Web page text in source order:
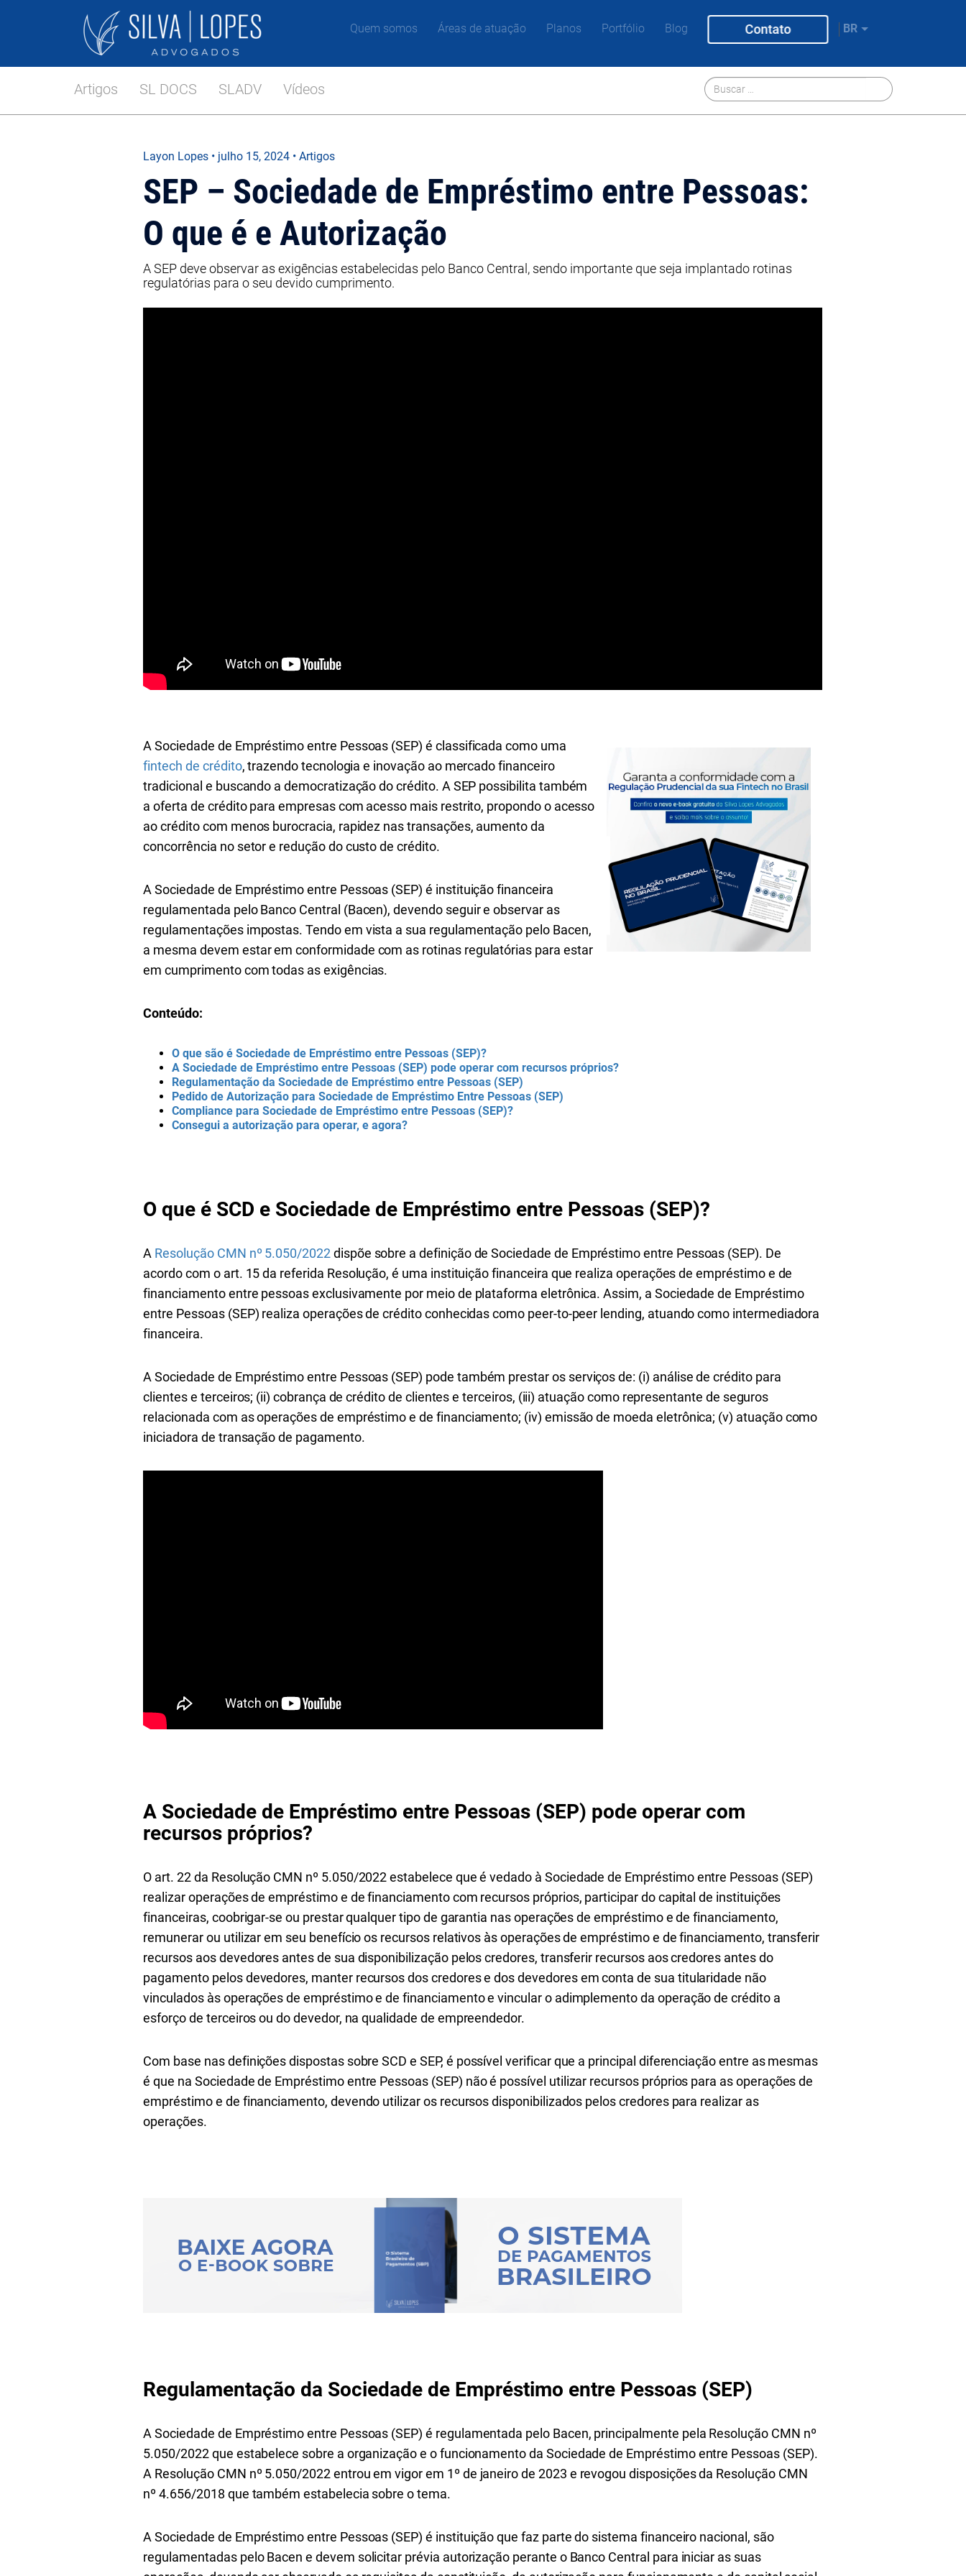
Quem somos Áreas de atuação Planos Portfólio Blog Contato BR
Artigos SL DOCS SLADV Vídeos
Layon Lopes • julho 15, 2024 • Artigos
SEP – Sociedade de Empréstimo entre Pessoas:
O que é e Autorização
A SEP deve observar as exigências estabelecidas pelo Banco Central, sendo importante que seja implantado rotinas
regulatórias para o seu devido cumprimento.
A Sociedade de Empréstimo entre Pessoas (SEP) é classificada como uma
fintech de crédito, trazendo tecnologia e inovação ao mercado financeiro
tradicional e buscando a democratização do crédito. A SEP possibilita também
a oferta de crédito para empresas com acesso mais restrito, propondo o acesso
ao crédito com menos burocracia, rapidez nas transações, aumento da
concorrência no setor e redução do custo de crédito.
A Sociedade de Empréstimo entre Pessoas (SEP) é instituição financeira
regulamentada pelo Banco Central (Bacen), devendo seguir e observar as
regulamentações impostas. Tendo em vista a sua regulamentação pelo Bacen,
a mesma devem estar em conformidade com as rotinas regulatórias para estar
em cumprimento com todas as exigências.
Conteúdo:
O que são é Sociedade de Empréstimo entre Pessoas (SEP)?
A Sociedade de Empréstimo entre Pessoas (SEP) pode operar com recursos próprios?
Regulamentação da Sociedade de Empréstimo entre Pessoas (SEP)
Pedido de Autorização para Sociedade de Empréstimo Entre Pessoas (SEP)
Compliance para Sociedade de Empréstimo entre Pessoas (SEP)?
Consegui a autorização para operar, e agora?
O que é SCD e Sociedade de Empréstimo entre Pessoas (SEP)?
A Resolução CMN nº 5.050/2022dispõe sobre a definição de Sociedade de Empréstimo entre Pessoas (SEP). De
acordo com o art. 15 da referida Resolução, é uma instituição financeira que realiza operações de empréstimo e de
financiamento entre pessoas exclusivamente por meio de plataforma eletrônica. Assim, a Sociedade de Empréstimo
entre Pessoas (SEP) realiza operações de crédito conhecidas como peer-to-peer lending, atuando como intermediadora
financeira.
A Sociedade de Empréstimo entre Pessoas (SEP) pode também prestar os serviços de: (i) análise de crédito para
clientes e terceiros; (ii) cobrança de crédito de clientes e terceiros, (iii) atuação como representante de seguros
relacionada com as operações de empréstimo e de financiamento; (iv) emissão de moeda eletrônica; (v) atuação como
iniciadora de transação de pagamento.
A Sociedade de Empréstimo entre Pessoas (SEP) pode operar com
recursos próprios?
O art. 22 da Resolução CMN nº 5.050/2022 estabelece que é vedado à Sociedade de Empréstimo entre Pessoas (SEP)
realizar operações de empréstimo e de financiamento com recursos próprios, participar do capital de instituições
financeiras, coobrigar-se ou prestar qualquer tipo de garantia nas operações de empréstimo e de financiamento,
remunerar ou utilizar em seu benefício os recursos relativos às operações de empréstimo e de financiamento, transferir
recursos aos devedores antes de sua disponibilização pelos credores, transferir recursos aos credores antes do
pagamento pelos devedores, manter recursos dos credores e dos devedores em conta de sua titularidade não
vinculados às operações de empréstimo e de financiamento e vincular o adimplemento da operação de crédito a
esforço de terceiros ou do devedor, na qualidade de empreendedor.
Com base nas definições dispostas sobre SCD e SEP, é possível verificar que a principal diferenciação entre as mesmas
é que na Sociedade de Empréstimo entre Pessoas (SEP) não é possível utilizar recursos próprios para as operações de
empréstimo e de financiamento, devendo utilizar os recursos disponibilizados pelos credores para realizar as
operações.
Regulamentação da Sociedade de Empréstimo entre Pessoas (SEP)
A Sociedade de Empréstimo entre Pessoas (SEP) é regulamentada pelo Bacen, principalmente pela Resolução CMN nº
5.050/2022 que estabelece sobre a organização e o funcionamento da Sociedade de Empréstimo entre Pessoas (SEP).
A Resolução CMN nº 5.050/2022 entrou em vigor em 1º de janeiro de 2023 e revogou disposições da Resolução CMN
nº 4.656/2018 que também estabelecia sobre o tema.
A Sociedade de Empréstimo entre Pessoas (SEP) é instituição que faz parte do sistema financeiro nacional, são
regulamentadas pelo Bacen e devem solicitar prévia autorização perante o Banco Central para iniciar as suas